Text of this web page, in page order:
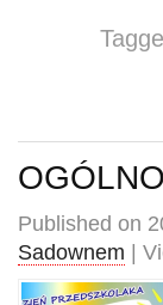
Published on
Sadownem |